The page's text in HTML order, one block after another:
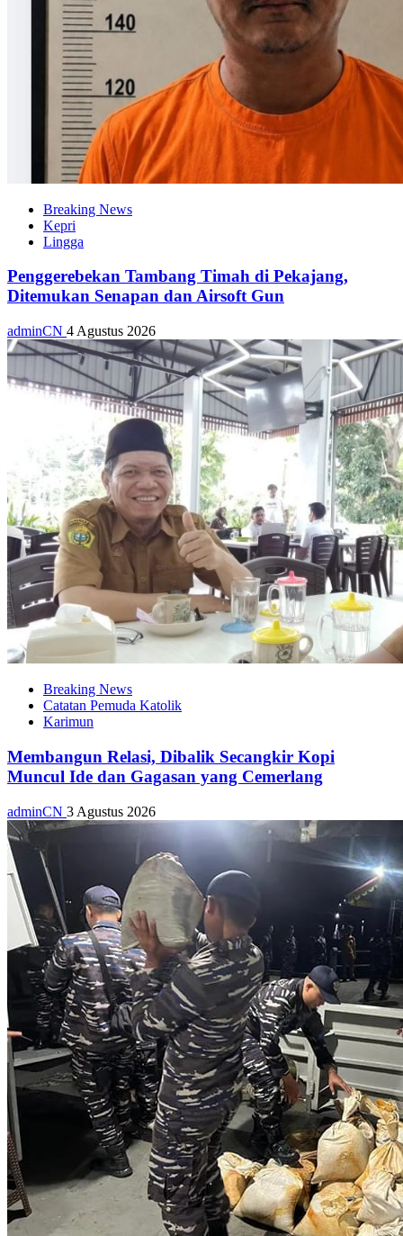
Breaking News
Kepri
Lingga
Penggerebekan Tambang Timah di Pekajang,
Ditemukan Senapan dan Airsoft Gun
adminCN 4 Agustus 2026
Breaking News
Catatan Pemuda Katolik
Karimun
Membangun Relasi, Dibalik Secangkir Kopi
Muncul Ide dan Gagasan yang Cemerlang
adminCN 3 Agustus 2026